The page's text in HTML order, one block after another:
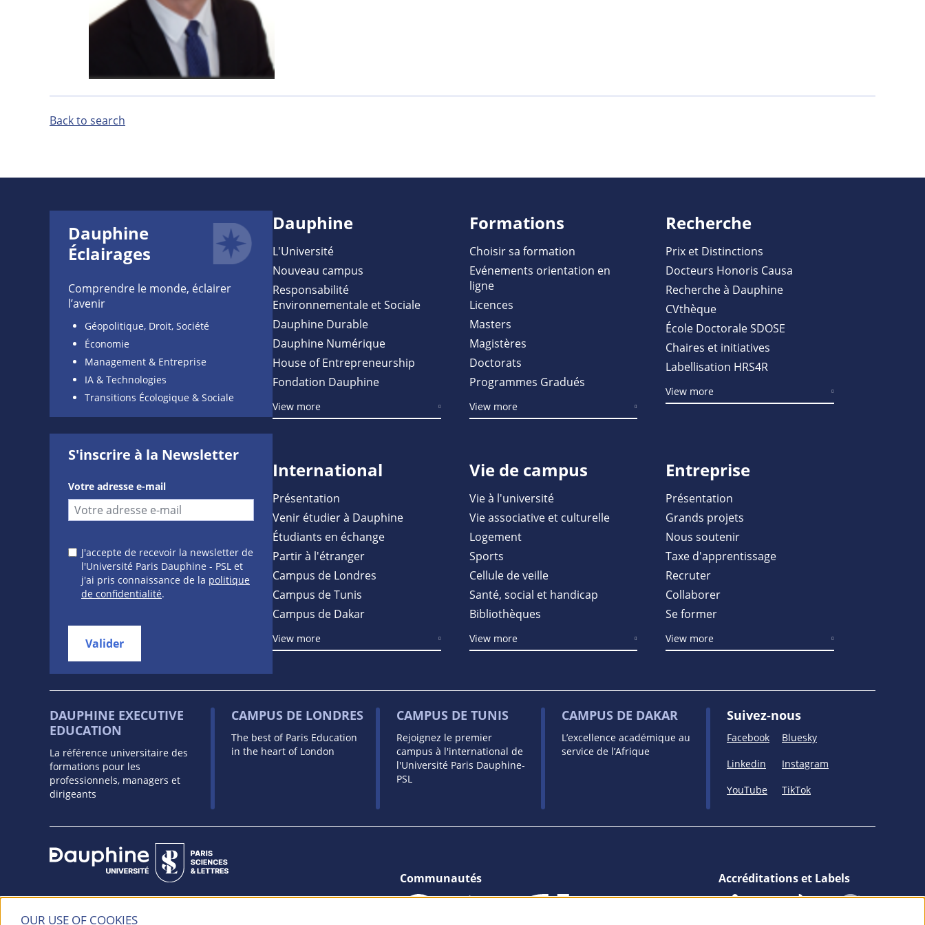
OUR USE OF COOKIES
Back to search
Dauphine
Éclairages
Comprendre le monde, éclairer
l’avenir
Géopolitique, Droit, Société
Économie
Management & Entreprise
IA & Technologies
Transitions Écologique & Sociale
S'inscrire à la Newsletter
Votre adresse e-mail
J'accepte de recevoir la newsletter de
l'Université Paris Dauphine - PSL et
j'ai pris connaissance de la politique
de confidentialité.
Valider
Dauphine
L'Université
Nouveau campus
Responsabilité
Environnementale et Sociale
Dauphine Durable
Dauphine Numérique
House of Entrepreneurship
Fondation Dauphine
View more
Formations
Choisir sa formation
Evénements orientation en
ligne
Licences
Masters
Magistères
Doctorats
Programmes Gradués
View more
Recherche
Prix et Distinctions
Docteurs Honoris Causa
Recherche à Dauphine
CVthèque
École Doctorale SDOSE
Chaires et initiatives
Labellisation HRS4R
View more
International
Présentation
Venir étudier à Dauphine
Étudiants en échange
Partir à l'étranger
Campus de Londres
Campus de Tunis
Campus de Dakar
View more
Vie de campus
Vie à l'université
Vie associative et culturelle
Logement
Sports
Cellule de veille
Santé, social et handicap
Bibliothèques
View more
Entreprise
Présentation
Grands projets
Nous soutenir
Taxe d'apprentissage
Recruter
Collaborer
Se former
View more
DAUPHINE EXECUTIVE
EDUCATION
La référence universitaire des
formations pour les
professionnels, managers et
dirigeants
CAMPUS DE LONDRES
The best of Paris Education
in the heart of London
CAMPUS DE TUNIS
Rejoignez le premier
campus à l'international de
l'Université Paris Dauphine-
PSL
CAMPUS DE DAKAR
L’excellence académique au
service de l’Afrique
Suivez-nous
Facebook
Bluesky
Linkedin
Instagram
YouTube
TikTok
Communautés Accréditations et Labels